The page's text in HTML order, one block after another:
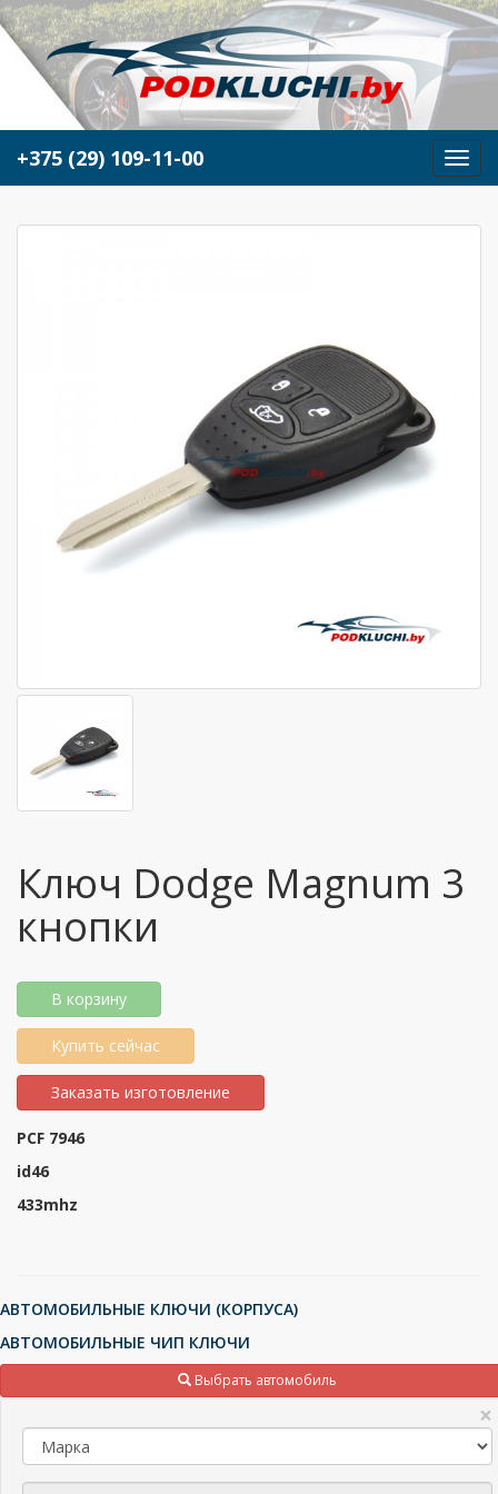
М
е
ю
+375 (29) 109-11-00
Ключ Dodge Magnum 3
кнопки
В корзину
Купить сейчас
Заказать изготовление
PCF 7946
id46
433mhz
АВТОМОБИЛЬНЫЕ КЛЮЧИ (КОРПУСА)
АВТОМОБИЛЬНЫЕ ЧИП КЛЮЧИ
ТРАНСПОНДЕРЫ (ЧИПЫ), МИКРОСХЕМЫ
Выбрать автомобиль
×